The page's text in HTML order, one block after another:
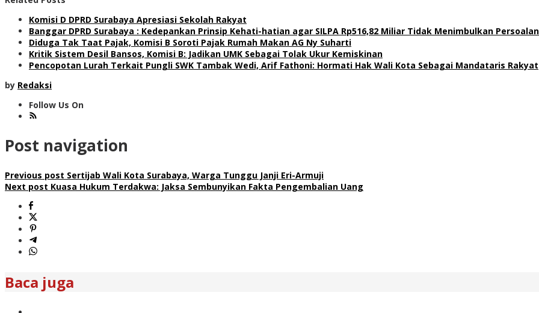
Komisi D DPRD Surabaya Apresiasi Sekolah Rakyat
Banggar DPRD Surabaya : Kedepankan Prinsip Kehati-hatian agar SILPA Rp516,82 Miliar Tidak Menimbulkan
Diduga Tak Taat Pajak, Komisi B Soroti Pajak Rumah Makan AG Ny Suharti
Kritik Sistem Desil Bansos, Komisi B: Jadikan UMK Sebagai Tolak Ukur Kemiskinan
Pencopotan Lurah Terkait Pungli SWK Tambak Wedi, Arif Fathoni: Hormati Hak Wali Kota Sebagai Mandataris Rakyat
by Redaksi
Follow Us On
Post navigation
Previous post Sertijab Wali Kota Surabaya, Warga Tunggu Janji Eri-Armuji
Next post Kuasa Hukum Terdakwa: Jaksa Sembunyikan Fakta Pengembalian Uang
Baca juga